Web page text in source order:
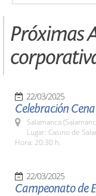
Próximas
22/03/2025
Celebración
Salamanca
Lugar: Casino de
Hora: 20:30 h.
22/03/2025
Campeonato de